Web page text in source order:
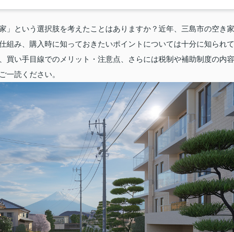
」という選択肢を考えたことはありますか？近年、三島市の空き家
組み、購入時に知っておきたいポイントについては十分に知られて
買い手目線でのメリット・注意点、さらには税制や補助制度の内容
一読ください。